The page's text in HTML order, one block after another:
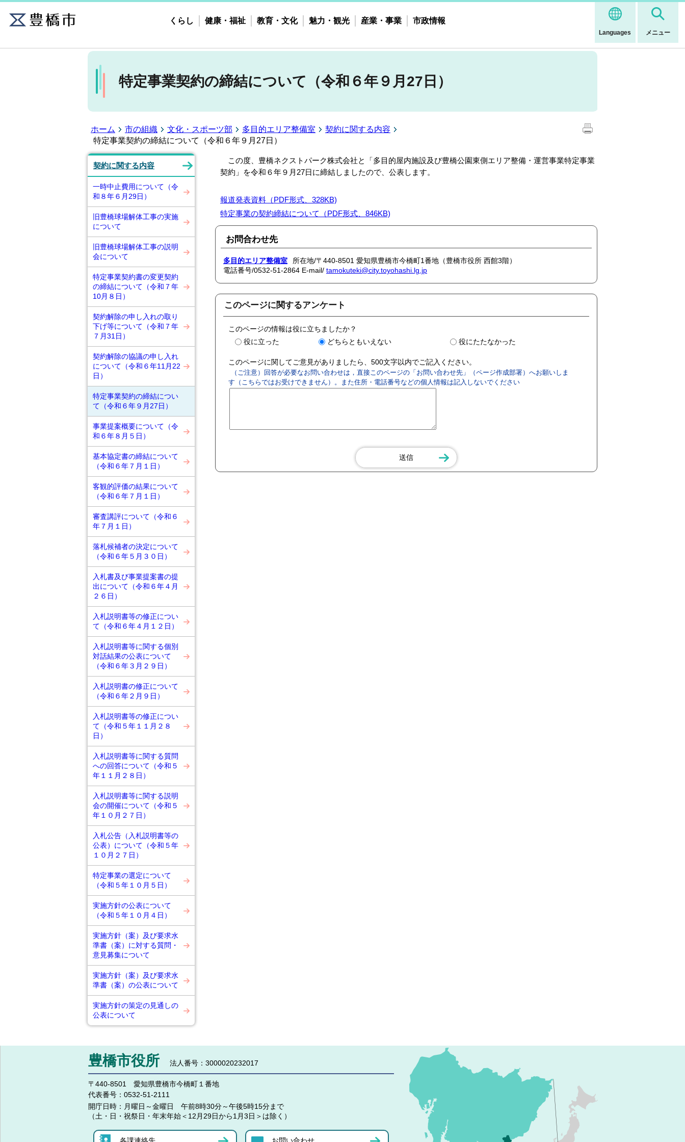
Languages メニュー
くらし 健康・福祉 教育・文化 魅力・観光 産業・事業 市政情報
特定事業契約の締結について（令和６年９月27日）
ホーム 市の組織 文化・スポーツ部 多目的エリア整備室
契約に関する内容
特定事業契約の締結について（令和６年９月27日）
契約に関する内容
一時中止費用について（令
和８年６月29日）
旧豊橋球場解体工事の実施
について
旧豊橋球場解体工事の説明
会について
特定事業契約書の変更契約
の締結について（令和７年
10月８日）
契約解除の申し入れの取り
下げ等について（令和７年
７月31日）
契約解除の協議の申し入れ
について（令和６年11月22
日）
特定事業契約の締結につい
て（令和６年９月27日）
事業提案概要について（令
和６年８月５日）
基本協定書の締結について
（令和６年７月１日）
客観的評価の結果について
（令和６年７月１日）
審査講評について（令和６
年７月１日）
落札候補者の決定について
（令和６年５月３０日）
入札書及び事業提案書の提
出について（令和６年４月
２６日）
入札説明書等の修正につい
て（令和６年４月１２日）
入札説明書等に関する個別
対話結果の公表について
（令和６年３月２９日）
入札説明書の修正について
（令和６年２月９日）
入札説明書等の修正につい
て（令和５年１１月２８
日）
入札説明書等に関する質問
への回答について（令和５
年１１月２８日）
入札説明書等に関する説明
会の開催について（令和５
年１０月２７日）
入札公告（入札説明書等の
公表）について（令和５年
１０月２７日）
特定事業の選定について
（令和５年１０月５日）
実施方針の公表について
（令和５年１０月４日）
実施方針（案）及び要求水
準書（案）に対する質問・
意見募集について
実施方針（案）及び要求水
準書（案）の公表について
実施方針の策定の見通しの
公表について
この度、豊橋ネクストパーク株式会社と「多目的屋内施設及び豊橋公園東側エリア整備・運営事業特定事業
契約」を令和６年９月27日に締結しましたので、公表します。
報道発表資料（PDF形式、328KB)
特定事業の契約締結について（PDF形式、846KB)
お問合わせ先
多目的エリア整備室
所在地/〒440-8501 愛知県豊橋市今橋町1番地（豊橋市役所 西館3階）
電話番号/0532-51-2864 E-mail/ tamokuteki@city.toyohashi.lg.jp
このページに関するアンケート
このページの情報は役に立ちましたか？
役に立った
どちらともいえない 役にたたなかった
このページに関してご意見がありましたら、500文字以内でご記入ください。
（ご注意）回答が必要なお問い合わせは，直接このページの「お問い合わせ先」（ページ作成部署）へお願いしま
す（こちらではお受けできません）。また住所・電話番号などの個人情報は記入しないでください
豊橋市役所 法人番号：3000020232017
〒440-8501 愛知県豊橋市今橋町１番地
代表番号： 0532-51-2111
開庁日時： 月曜日～金曜日 午前8時30分～午後5時15分まで
（土・日・祝祭日・年末年始＜12月29日から1月3日＞は除く）